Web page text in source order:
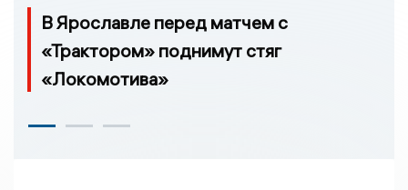
В Ярославле перед матчем с
«Трактором» поднимут стяг
«Локомотива»